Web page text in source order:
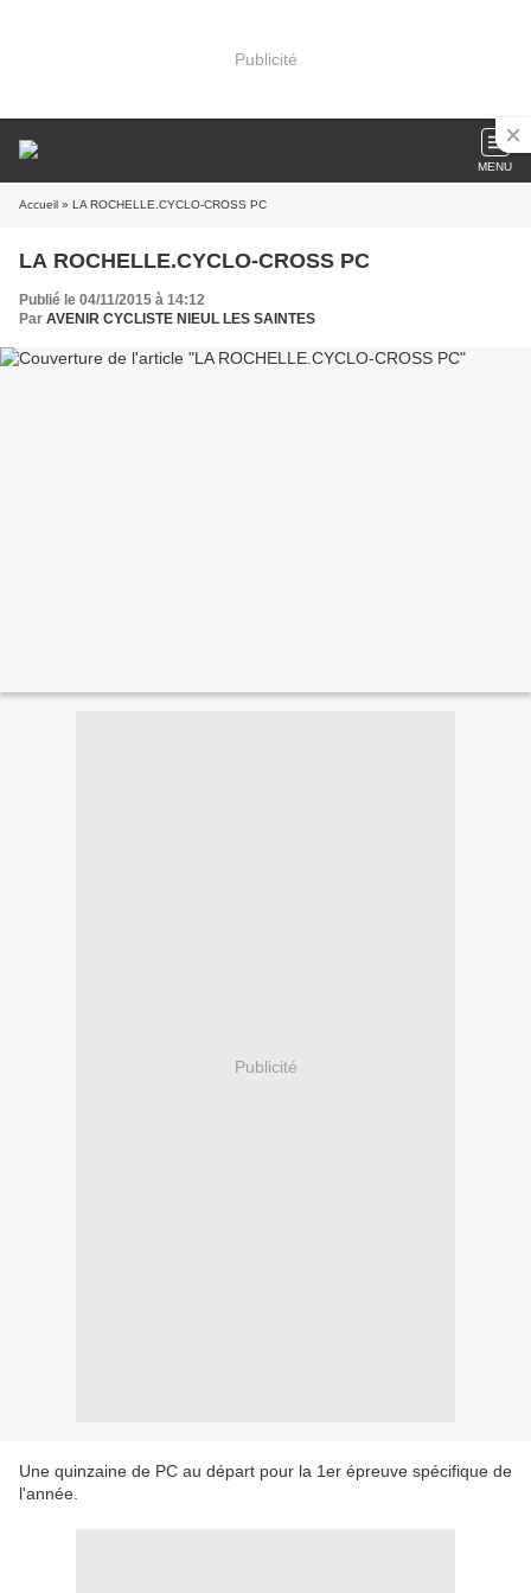
Publicité
MENU
Accueil » LA ROCHELLE.CYCLO-CROSS PC
LA ROCHELLE.CYCLO-CROSS PC
Publié le 04/11/2015 à 14:12
Par AVENIR CYCLISTE NIEUL LES SAINTES
Publicité
Une quinzaine de PC au départ pour la 1er épreuve spécifique de
l'année.